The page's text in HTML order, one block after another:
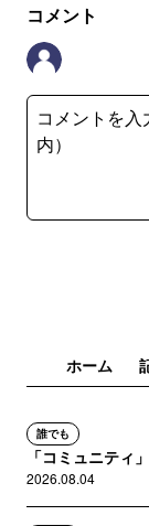
コメント
ホーム
誰でも
「コミュニティ
2026.08.04